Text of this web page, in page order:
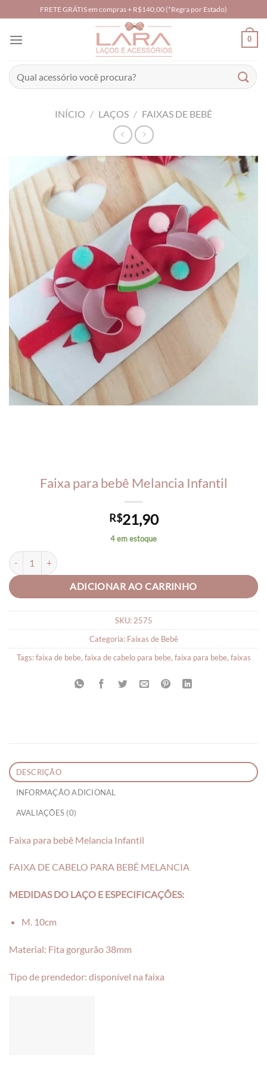
to
content
FRETE GRÁTIS em compras + R$140,00 (*Regra por Estado)
0
Pesquisar
por:
INÍCIO / LAÇOS / FAIXAS DE BEBÊ
Faixa para bebê Melancia Infantil
R$21,90
4 em estoque
Faixa para bebê Melancia Infantil quantidade
ADICIONAR AO CARRINHO
SKU: 2575
Categoria: Faixas de Bebê
Tags:faixa de bebe, faixa de cabelo para bebe, faixa para bebe, faixas
DESCRIÇÃO
INFORMAÇÃO ADICIONAL
AVALIAÇÕES (0)
Faixa para bebê Melancia Infantil
FAIXA DE CABELO PARA BEBÊ MELANCIA
MEDIDAS DO LAÇO E ESPECIFICAÇÕES:
M. 10cm
Material: Fita gorgurão 38mm
Tipo de prendedor: disponível na faixa